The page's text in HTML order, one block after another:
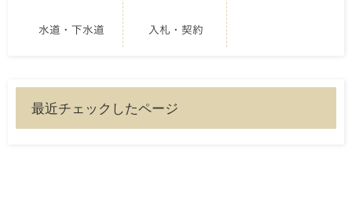
水道・下水道 入札・契約
最近チェックしたページ